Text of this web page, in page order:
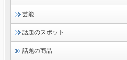
芸能
話題のスポット
話題の商品